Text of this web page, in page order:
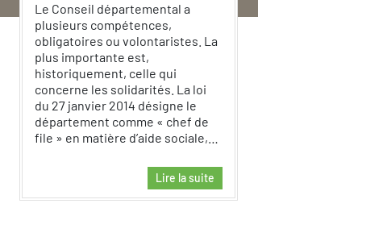
Le Conseil départemental a
plusieurs compétences,
obligatoires ou volontaristes. La
plus importante est,
historiquement, celle qui
concerne les solidarités. La loi
du 27 janvier 2014 désigne le
département comme « chef de
file » en matière d’aide sociale,…
Lire la suite